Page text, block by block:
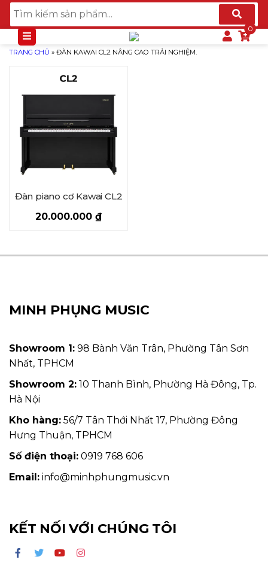
TRANG CHỦ » ĐÀN KAWAI CL2 NÂNG CAO TRẢI NGHIỆM.
Đàn piano cơ Kawai CL2
20.000.000 ₫
MINH PHỤNG MUSIC
Showroom 1: 98 Bành Văn Trân, Phường Tân Sơn
Nhất, TPHCM
Showroom 2: 10 Thanh Bình, Phường Hà Đông, Tp.
Hà Nội
Kho hàng: 56/7 Tân Thới Nhất 17, Phường Đông
Hưng Thuận, TPHCM
Số điện thoại: 0919 768 606
Email: info@minhphungmusic.vn
KẾT NỐI VỚI CHÚNG TÔI